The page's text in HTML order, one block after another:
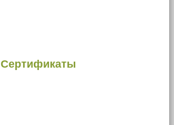
Сертификаты